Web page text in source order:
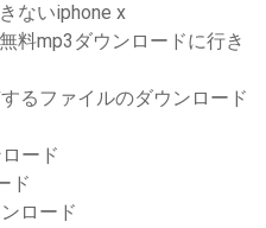
ないiphone x
料mp3ダウンロードに行き
るファイルのダウンロード
ード
ド
ロード